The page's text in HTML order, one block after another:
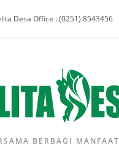
Desa Office : (0251) 8543456
BERBAGI MANFAAT